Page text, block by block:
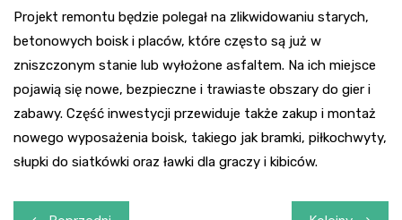
Projekt remontu będzie polegał na zlikwidowaniu starych,
betonowych boisk i placów, które często są już w
zniszczonym stanie lub wyłożone asfaltem. Na ich miejsce
pojawią się nowe, bezpieczne i trawiaste obszary do gier i
zabawy. Część inwestycji przewiduje także zakup i montaż
nowego wyposażenia boisk, takiego jak bramki, piłkochwyty,
słupki do siatkówki oraz ławki dla graczy i kibiców.